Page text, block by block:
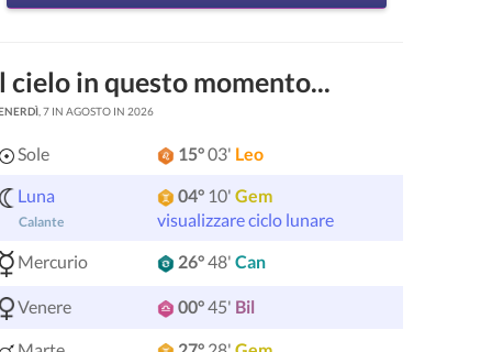
cielo in questo momento...
, 7 IN AGOSTO IN 2026
Sole 15°03' Leo
Luna
Calante
04°10' Gem
visualizzare ciclo lunare
Mercurio
26°48' Can
Venere 00°45' Bil